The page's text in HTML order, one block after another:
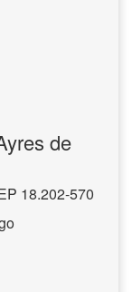
de
18.202-570